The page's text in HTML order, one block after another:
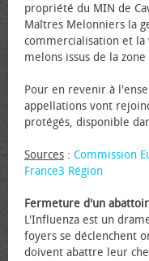
propriété du MIN de
Maîtres Melonniers la
commercialisation et
melons issus de la
Pour en revenir à
appellations vont
protégés, disponible
Sources : Commission
France3 Région
Fermeture d'un
L'Influenza est un
foyers se déclenchent
doivent abattre leur